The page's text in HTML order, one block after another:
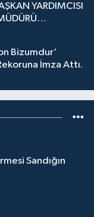
YARDIMCISI
Bizumdur'
İmza Attı.
Sandığın